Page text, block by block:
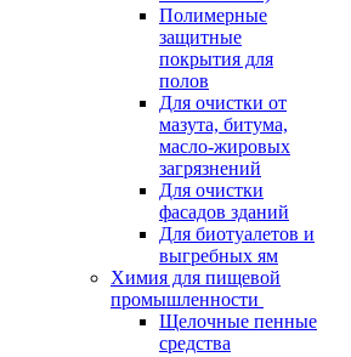
Полимерные
защитные
покрытия для
полов
Для очистки от
мазута, битума,
масло-жировых
загрязнений
Для очистки
фасадов зданий
Для биотуалетов и
выгребных ям
Химия для пищевой
промышленности
Щелочные пенные
средства